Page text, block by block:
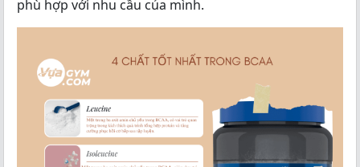
phù hợp với nhu cầu của mình.